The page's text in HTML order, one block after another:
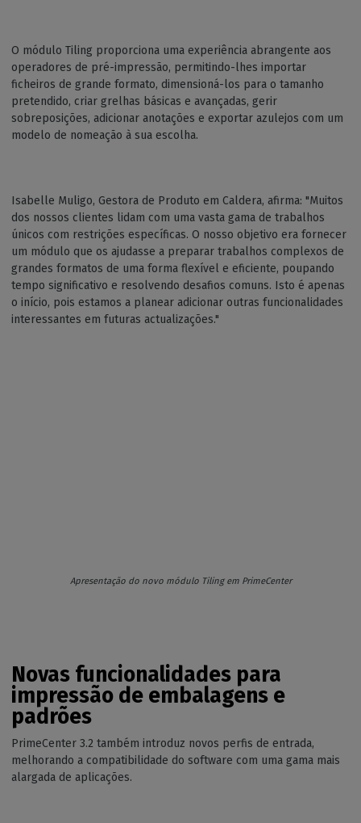
O módulo Tiling proporciona uma experiência abrangente aos
operadores de pré-impressão, permitindo-lhes importar
ficheiros de grande formato, dimensioná-los para o tamanho
pretendido, criar grelhas básicas e avançadas, gerir
sobreposições, adicionar anotações e exportar azulejos com um
modelo de nomeação à sua escolha.
Isabelle Muligo, Gestora de Produto em Caldera, afirma: "Muitos
dos nossos clientes lidam com uma vasta gama de trabalhos
únicos com restrições específicas. O nosso objetivo era fornecer
um módulo que os ajudasse a preparar trabalhos complexos de
grandes formatos de uma forma flexível e eficiente, poupando
tempo significativo e resolvendo desafios comuns. Isto é apenas
o início, pois estamos a planear adicionar outras funcionalidades
interessantes em futuras actualizações."
Apresentação do novo módulo Tiling em PrimeCenter
Novas funcionalidades para
impressão de embalagens e
padrões
PrimeCenter 3.2 também introduz novos perfis de entrada,
melhorando a compatibilidade do software com uma gama mais
alargada de aplicações.